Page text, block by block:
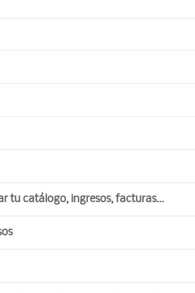
tu catálogo, ingresos, facturas…